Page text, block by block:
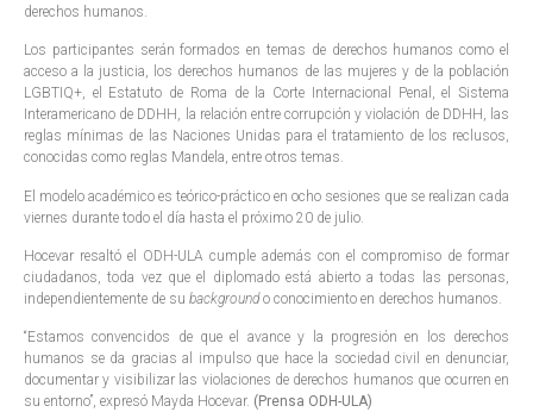
derechos humanos.
Los participantes serán formados en temas de derechos humanos como el
acceso a la justicia, los derechos humanos de las mujeres y de la población
LGBTIQ+, el Estatuto de Roma de la Corte Internacional Penal, el Sistema
Interamericano de DDHH, la relación entre corrupción y violación de DDHH, las
reglas mínimas de las Naciones Unidas para el tratamiento de los reclusos,
conocidas como reglas Mandela, entre otros temas.
El modelo académico es teórico-práctico en ocho sesiones que se realizan cada
viernes durante todo el día hasta el próximo 20 de julio.
Hocevar resaltó el ODH-ULA cumple además con el compromiso de formar
ciudadanos, toda vez que el diplomado está abierto a todas las personas,
independientemente de su backgroundo conocimiento en derechos humanos.
“Estamos convencidos de que el avance y la progresión en los derechos
humanos se da gracias al impulso que hace la sociedad civil en denunciar,
documentar y visibilizar las violaciones de derechos humanos que ocurren en
su entorno”, expresó Mayda Hocevar. (Prensa ODH-ULA)